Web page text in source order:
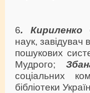
6. Кириленко
наук, завідувач
пошукових
Мудрого;
соціальних
бібліотеки